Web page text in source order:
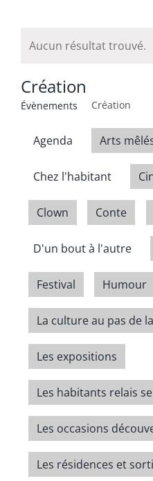
Aucun résultat trouvé.
Création
Évènements Création
Agenda Arts
Chez l'habitant
Clown Conte
D'un bout à l'autre
Festival Humour
La culture au pas de
Les expositions
Les habitants relais
Les occasions
Les résidences et